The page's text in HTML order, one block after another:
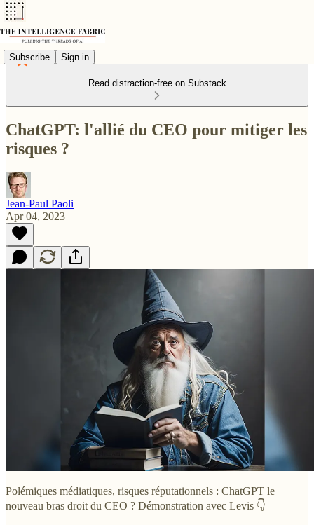
Subscribe Sign in
Read distraction-free on Substack
ChatGPT: l'allié du CEO pour mitiger les
risques ?
Jean-Paul Paoli
Apr 04, 2023
Polémiques médiatiques, risques réputationnels : ChatGPT le
nouveau bras droit du CEO ? Démonstration avec Levis 👇